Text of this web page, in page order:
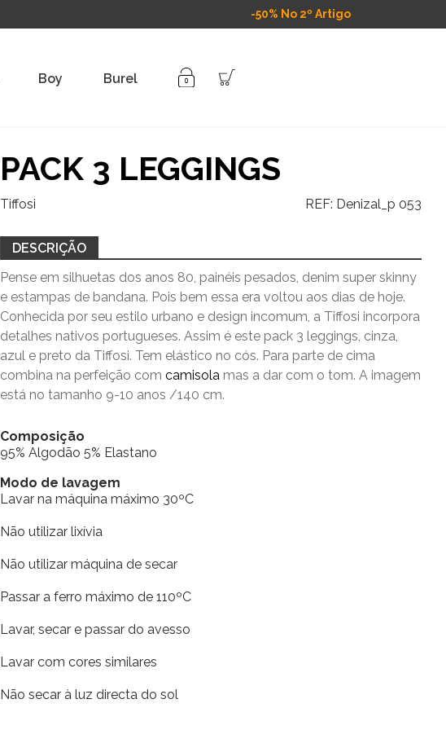
-50% No 2º Artigo
Boy Burel
PACK 3 LEGGINGS
Tiffosi REF: Denizal_p 053
DESCRIÇÃO
Pense em silhuetas dos anos 80, painéis pesados, denim super skinny
e estampas de bandana. Pois bem essa era voltou aos dias de hoje.
Conhecida por seu estilo urbano e design incomum, a Tiffosi incorpora
detalhes nativos portugueses. Assim é este pack 3 leggings, cinza,
azul e preto da Tiffosi. Tem elástico no cós. Para parte de cima
combina na perfeição comcamisola mas a dar com o tom. A imagem
está no tamanho 9-10 anos /140 cm.
Composição
95% Algodão 5% Elastano
Modo de lavagem
Lavar na máquina máximo 30ºC
Não utilizar lixívia
Não utilizar máquina de secar
Passar a ferro máximo de 110ºC
Lavar, secar e passar do avesso
Lavar com cores similares
Não secar à luz directa do sol